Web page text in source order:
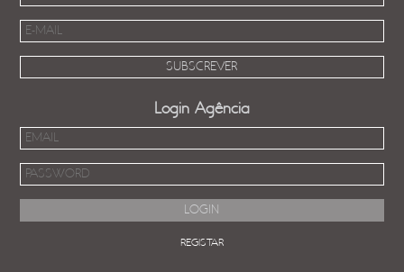
Login Agência
REGISTAR